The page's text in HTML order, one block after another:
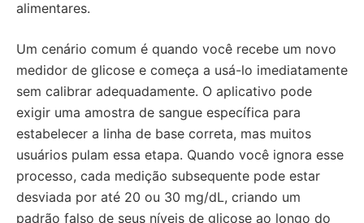
alimentares.
Um cenário comum é quando você recebe um novo
medidor de glicose e começa a usá-lo imediatamente
sem calibrar adequadamente. O aplicativo pode
exigir uma amostra de sangue específica para
estabelecer a linha de base correta, mas muitos
usuários pulam essa etapa. Quando você ignora esse
processo, cada medição subsequente pode estar
desviada por até 20 ou 30 mg/dL, criando um
padrão falso de seus níveis de glicose ao longo do